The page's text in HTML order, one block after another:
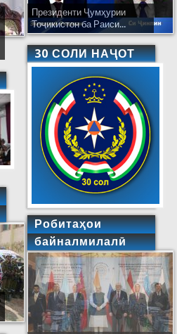
Президенти Ҷумҳурии
Тоҷикистон ба Раиси...
30 СОЛИ НАҶОТ
Робитаҳои
байналмилалӣ